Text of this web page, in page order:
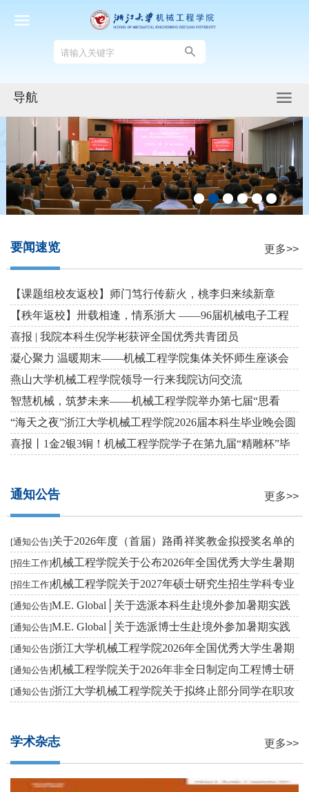
导航
要闻速览 更多>>
【课题组校友返校】师门笃行传薪火，桃李归来续新章
【秩年返校】卅载相逢，情系浙大 ——96届机械电子工程
班毕业三十周年返校活...
喜报 | 我院本科生倪学彬获评全国优秀共青团员
凝心聚力 温暖期末——机械工程学院集体关怀师生座谈会
顺利举行
燕山大学机械工程学院领导一行来我院访问交流
智慧机械，筑梦未来——机械工程学院举办第七届“思看
杯”本科毕业设计展
“海天之夜”浙江大学机械工程学院2026届本科生毕业晚会圆
满举行
喜报丨1金2银3铜！机械工程学院学子在第九届“精雕杯”毕
通知公告 更多>>
[通知公告]关于2026年度（首届）路甬祥奖教金拟授奖名单的
公示
[招生工作]机械工程学院关于公布2026年全国优秀大学生暑期
学术夏令营入选名...
[招生工作]机械工程学院关于2027年硕士研究生招生学科专业
调整的公告
[通知公告]M.E. Global│关于选派本科生赴境外参加暑期实践
交流的通知
[通知公告]M.E. Global│关于选派博士生赴境外参加暑期实践
交流的通知
[通知公告]浙江大学机械工程学院2026年全国优秀大学生暑期
学术夏令营活动通...
[通知公告]机械工程学院关于2026年非全日制定向工程博士研
究生招生综合考核...
[通知公告]浙江大学机械工程学院关于拟终止部分同学在职攻
学术杂志 更多>>